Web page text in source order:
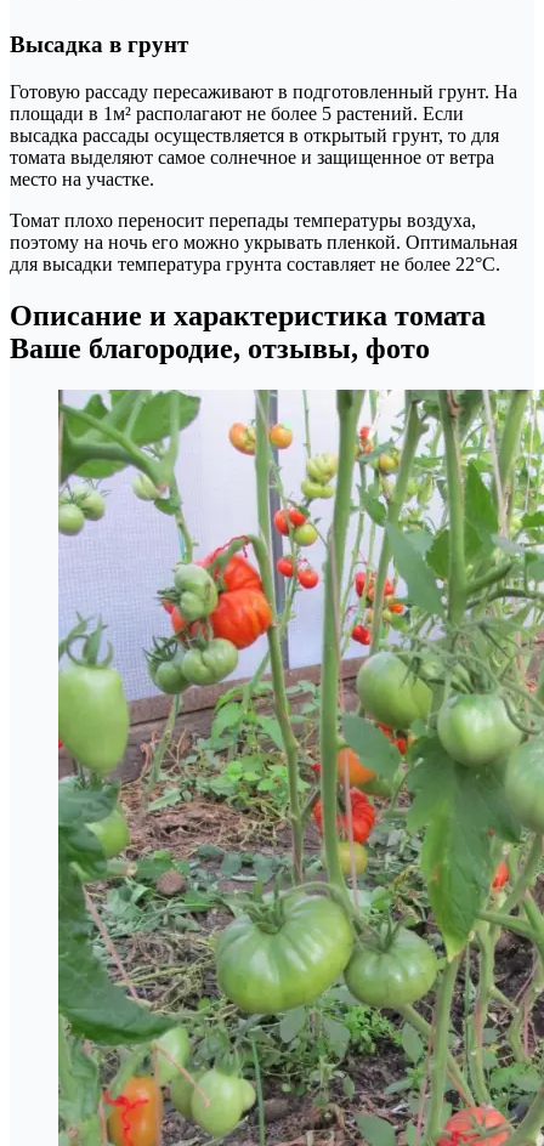
Высадка в грунт
Готовую рассаду пересаживают в подготовленный грунт. На
площади в 1м² располагают не более 5 растений. Если
высадка рассады осуществляется в открытый грунт, то для
томата выделяют самое солнечное и защищенное от ветра
место на участке.
Томат плохо переносит перепады температуры воздуха,
поэтому на ночь его можно укрывать пленкой. Оптимальная
для высадки температура грунта составляет не более 22°С.
Описание и характеристика томата
Ваше благородие, отзывы, фото